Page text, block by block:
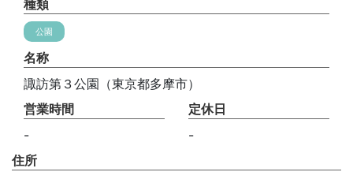
種類
公園
名称
諏訪第３公園（東京都多摩市）
営業時間
-
定休日
-
住所